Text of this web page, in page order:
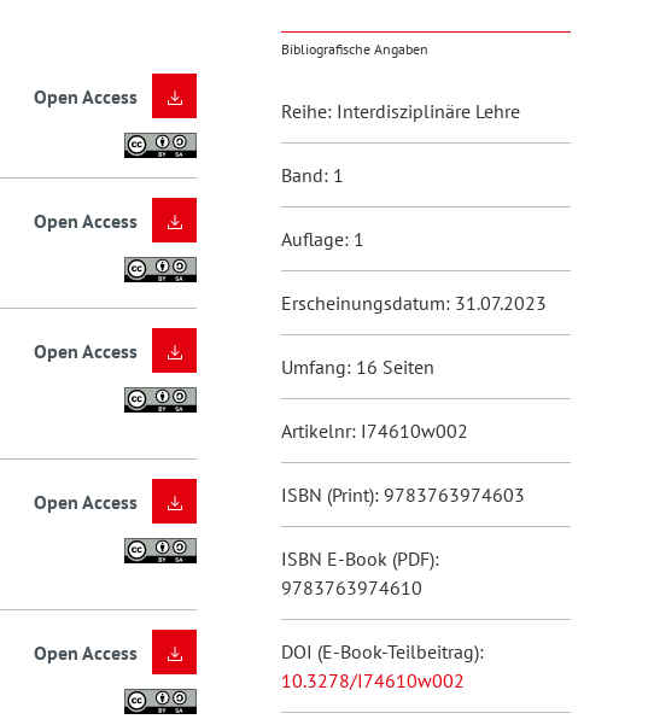
Open Access
Open Access
Open Access
Open Access
Open Access
Bibliografische Angaben
Reihe: Interdisziplinäre Lehre
Band: 1
Auflage: 1
Erscheinungsdatum: 31.07.2023
Umfang: 16 Seiten
Artikelnr: I74610w002
ISBN (Print): 9783763974603
ISBN E-Book (PDF):
9783763974610
DOI (E-Book-Teilbeitrag):
10.3278/I74610w002